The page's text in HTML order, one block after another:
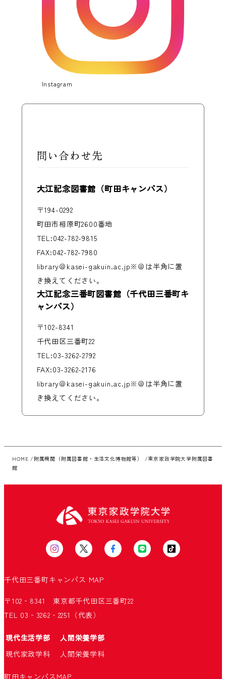
Instagram
問い合わせ先
大江記念図書館（町田キャンパス）
〒194-0292
町田市相原町2600番地
TEL:042-782-9815
FAX:042-782-7980
library＠kasei-gakuin.ac.jp※＠は半角に置
き換えてください。
大江記念三番町図書館（千代田三番町キ
ャンパス）
〒102-8341
千代田区三番町22
TEL:03-3262-2792
FAX:03-3262-2176
library＠kasei-gakuin.ac.jp※＠は半角に置
き換えてください。
HOME 附属機関（附属図書館・生活文化博物館等）
東京家政学院大学附属図書
館
千代田三番町キャンパス MAP
〒102‐8341 東京都千代田区三番町22
TEL 03‐3262‐2251（代表）
現代生活学部
人間栄養学部
現代家政学科
人間栄養学科
町田キャンパスMAP